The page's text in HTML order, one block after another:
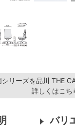
シリーズを品川 THE
詳しくはこち
バリ